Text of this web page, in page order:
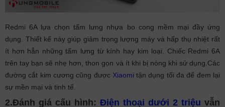
Redmi 6A lựa chọn tấm lưng nhựa bo cong mềm mại đầy ứng
dụng. Thiết kế này giúp giảm trọng lượng máy và hấp thụ nhiệt rất
ít hơn hẳn những tấm lưng từ kính hay kim loại. Chiếc Redmi 6A
trên tay bạn sẽ nhẹ hơn, thon gọn và ít khi bị nóng khi sử dụng.Các
đường cắt kim cương cũng được Xiaomi tận dụng tối đa để đem lại
sự mền mại và tinh tế.
2.Đánh giá cấu hình: Điện thoại dưới 2 triệu vẫn